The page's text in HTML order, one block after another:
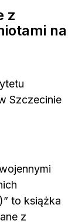
z
na
Szczecinie
to książka
z